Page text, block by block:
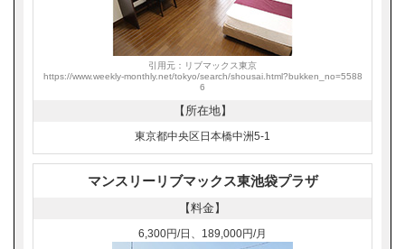
引用元：リブマックス東京
https://www.weekly-monthly.net/tokyo/search/shousai.html?bukken_no=5588
6
【所在地】
東京都中央区日本橋中洲5-1
マンスリーリブマックス東池袋プラザ
【料金】
6,300円/日、189,000円/月